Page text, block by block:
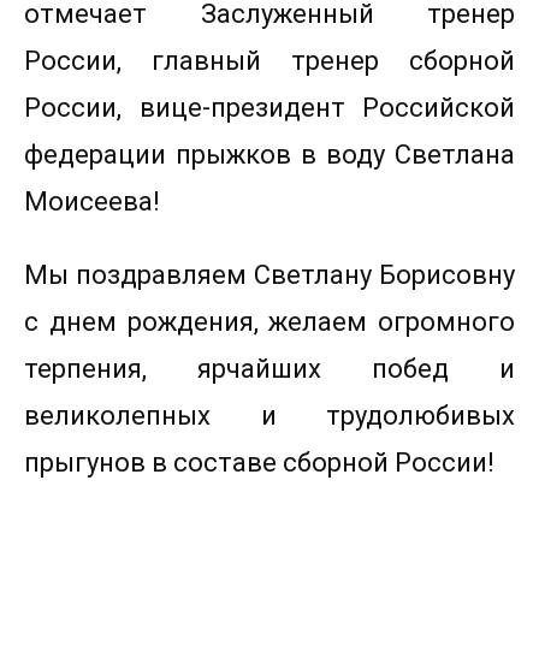
отмечает Заслуженный тренер
России, главный тренер сборной
России, вице-президент Российской
федерации прыжков в воду Светлана
Моисеева!
Мы поздравляем Светлану Борисовну
с днем рождения, желаем огромного
терпения, ярчайших побед и
великолепных и трудолюбивых
прыгунов в составе сборной России!